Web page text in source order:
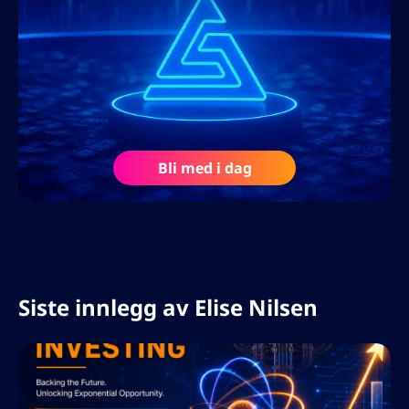
Som en sterk forkjemper for etisk og
bærekraftig markedsføring fokuserer hun
på langsiktige publikumsrelasjoner
snarere enn raske gevinster. Hun snakker
flytende norsk og engelsk, og har med
suksess ledet skandinaviske og
internasjonale markedsføringskampanjer
innen finans, fintech og
Bli med i dag
Siste innlegg av Elise Nilsen